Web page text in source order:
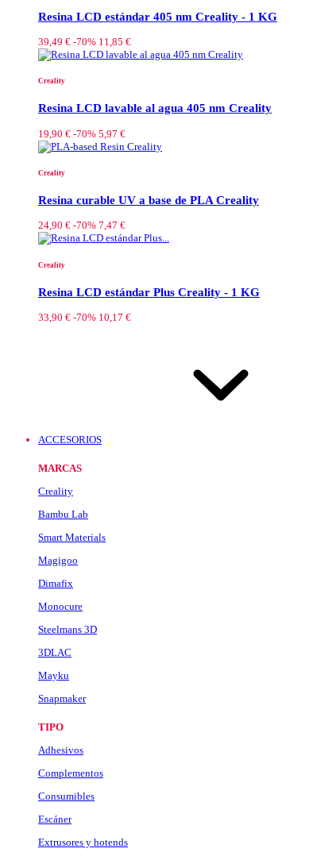
Resina LCD estándar 405 nm Creality - 1 KG
39,49 € -70% 11,85 €
Creality
Resina LCD lavable al agua 405 nm Creality
19,90 € -70% 5,97 €
Creality
Resina curable UV a base de PLA Creality
24,90 € -70% 7,47 €
Creality
Resina LCD estándar Plus Creality - 1 KG
33,90 € -70% 10,17 €
ACCESORIOS
MARCAS
Creality
Bambu Lab
Smart Materials
Magigoo
Dimafix
Monocure
Steelmans 3D
3DLAC
Mayku
Snapmaker
TIPO
Adhesivos
Complementos
Consumibles
Escáner
Extrusores y hotends